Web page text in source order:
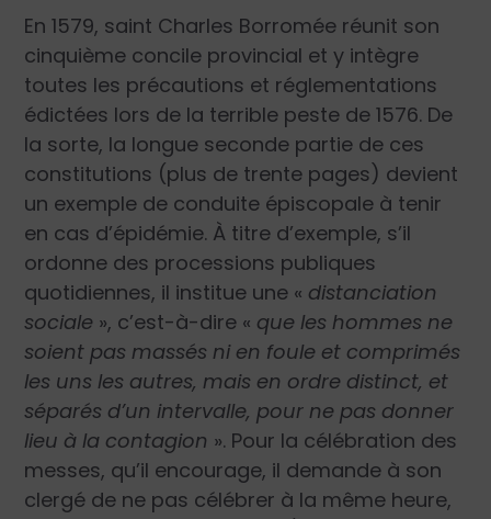
En 1579, saint Charles Borromée réunit son
cinquième concile provincial et y intègre
toutes les précautions et réglementations
édictées lors de la terrible peste de 1576. De
la sorte, la longue seconde partie de ces
constitutions (plus de trente pages) devient
un exemple de conduite épiscopale à tenir
en cas d’épidémie. À titre d’exemple, s’il
ordonne des processions publiques
quotidiennes, il institue une « distanciation
sociale », c’est-à-dire « que les hommes ne
soient pas massés ni en foule et comprimés
les uns les autres, mais en ordre distinct, et
séparés d’un intervalle, pour ne pas donner
lieu à la contagion ». Pour la célébration des
messes, qu’il encourage, il demande à son
clergé de ne pas célébrer à la même heure,